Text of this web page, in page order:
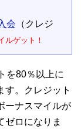
会 （クレジ
ルゲット！
を80％以上に
す。クレジット
ーナスマイルが
ゼロになりま